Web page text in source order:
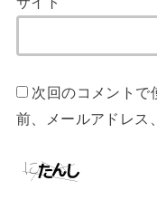
次回のコメントで
前、メールアドレス